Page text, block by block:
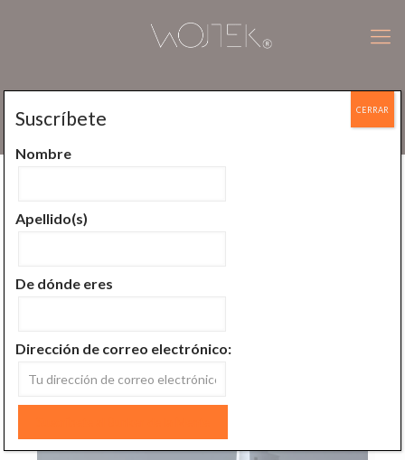
Conoce la mente
Suscríbete
Nombre
Apellido(s)
De dónde eres
Dirección de correo electrónico:
CERRAR